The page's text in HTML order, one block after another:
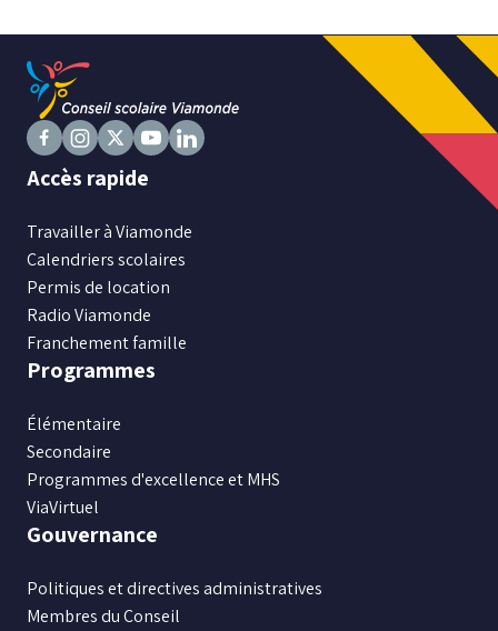
Niveau
Tous
Élémentaire
Secondaire
RECHERCHER
Suivez
sur
Suivez
sur
Suivez
nous
sur
Suivez
sur
Accès rapide
Travailler à Viamonde
Calendriers scolaires
Permis de location
Radio Viamonde
Franchement famille
Programmes
Élémentaire
Secondaire
Programmes d'excellence et MHS
ViaVirtuel
Gouvernance
Politiques et directives administratives
Membres du Conseil